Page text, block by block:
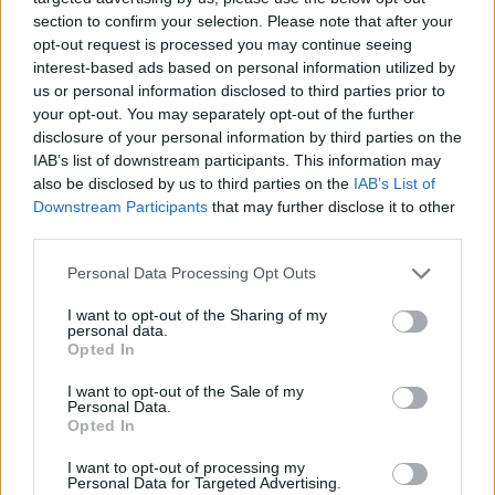
section to confirm your selection. Please note that after your
opt-out request is processed you may continue seeing
interest-based ads based on personal information utilized by
us or personal information disclosed to third parties prior to
your opt-out. You may separately opt-out of the further
disclosure of your personal information by third parties on the
IAB’s list of downstream participants. This information may
also be disclosed by us to third parties on the IAB’s List of
Downstream Participants that may further disclose it to other
Personal Data Processing Opt Outs
I want to opt-out of the Sharing of my
personal data.
Opted In
I want to opt-out of the Sale of my
Personal Data.
Opted In
I want to opt-out of processing my
Personal Data for Targeted Advertising.
TAIP PAT SKAITYKITE